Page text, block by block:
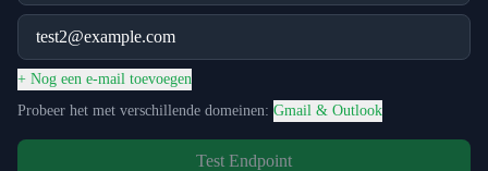
+ Nog een e-mail toevoegen
Probeer het met verschillende domeinen: Gmail & Outlook
Test Endpoint